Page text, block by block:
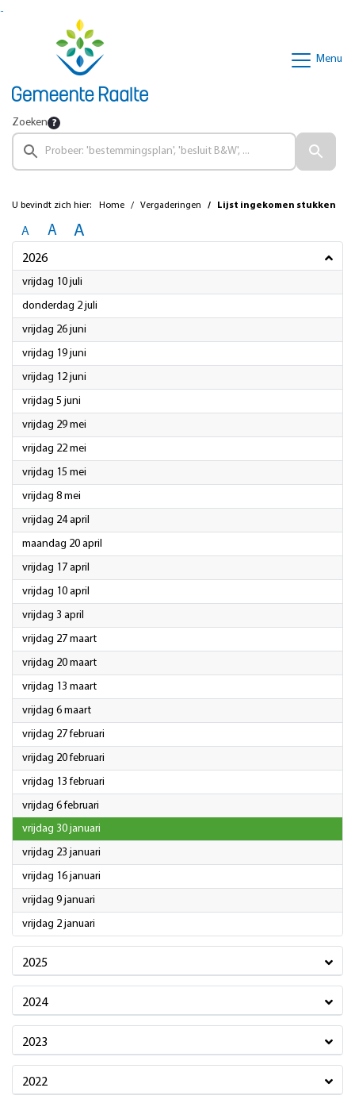
Ga naar de inhoud van deze pagina
Ga naar het zoeken
Menu
Zoeken
U bevindt zich hier: Home Vergaderingen Lijst ingekomen stukken
A A A
2026
vrijdag 10 juli
donderdag 2 juli
vrijdag 26 juni
vrijdag 19 juni
vrijdag 12 juni
vrijdag 5 juni
vrijdag 29 mei
vrijdag 22 mei
vrijdag 15 mei
vrijdag 8 mei
vrijdag 24 april
maandag 20 april
vrijdag 17 april
vrijdag 10 april
vrijdag 3 april
vrijdag 27 maart2026
vrijdag 20 maart2026
vrijdag 13 maart2026
vrijdag 6 maart2026
vrijdag 27 februari
vrijdag 20 februari
vrijdag 13 februari
vrijdag 6 februari
vrijdag 30 januari
vrijdag 23 januari
vrijdag 16 januari
vrijdag 9 januari
vrijdag 2 januari
2025
2024
2023
2022